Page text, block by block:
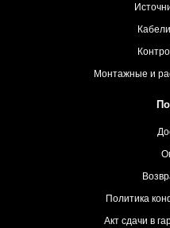
Монтажные и
Политика
Акт сдачи в